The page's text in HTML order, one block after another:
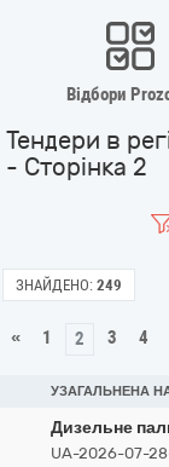
Відбори
Тендери в
- Сторінка 2
ЗНАЙДЕНО: 249
« 1 2 3 4
УЗАГАЛЬНЕНА
Дизельне
UA-2026-07-